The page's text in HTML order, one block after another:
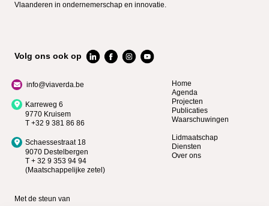
Vlaanderen in ondernemerschap en innovatie.
Volg ons ook op
info@viaverda.be
Karreweg 6
9770 Kruisem
T +32 9 381 86 86
Schaessestraat 18
9070 Destelbergen
T + 32 9 353 94 94
(Maatschappelijke zetel)
Home
Agenda
Projecten
Publicaties
Waarschuwingen
Lidmaatschap
Diensten
Over ons
Met de steun van